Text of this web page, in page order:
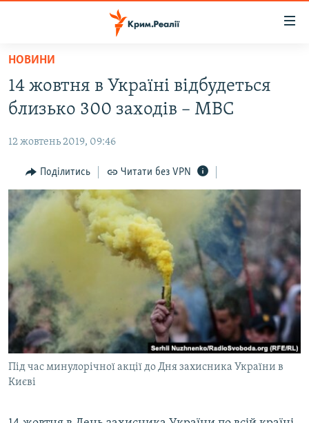
Перейти
основного
матеріалу
до
навігації
Перейти
до
пошуку
ВОДА.КРИМ
ПОЛІТИКА
БЛОГИ
ПОГЛЯД
ІНТЕРВ'Ю
СПЕЦПРОЕКТИ
ДЕПОРТАЦІЯ
ВІДЕОУРОКИ «ELIFBE»
СВІДЧЕННЯ ОКУПАЦІЇ
УКРАЇНСЬКА ПРОБЛЕМА КРИМУ
ЯК ОБІЙТИ БЛОКУВАННЯ
Русский
Qırımtatar
НОВИНИ
14 жовтня в Україні відбудеться
близько 300 заходів – МВС
12 жовтень 2019, 09:46
Поділитись Читати без VPN
Під час минулорічної акції до Дня захисника України в
Києві